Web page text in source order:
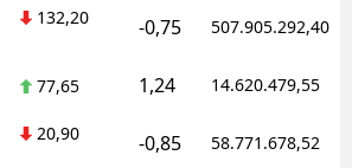
132,20 -0,75 507.905.292,40
77,65 1,24 14.620.479,55
20,90 -0,85 58.771.678,52